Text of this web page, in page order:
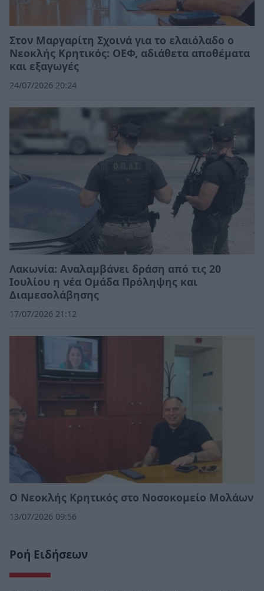
Στον Μαργαρίτη Σχοινά για το ελαιόλαδο ο
Νεοκλής Κρητικός: ΟΕΦ, αδιάθετα αποθέματα
και εξαγωγές
24/07/2026 20:24
Λακωνία: Αναλαμβάνει δράση από τις 20
Ιουλίου η νέα Ομάδα Πρόληψης και
Διαμεσολάβησης
17/07/2026 21:12
Ο Νεοκλής Κρητικός στο Νοσοκομείο Μολάων
13/07/2026 09:56
Ροή Ειδήσεων